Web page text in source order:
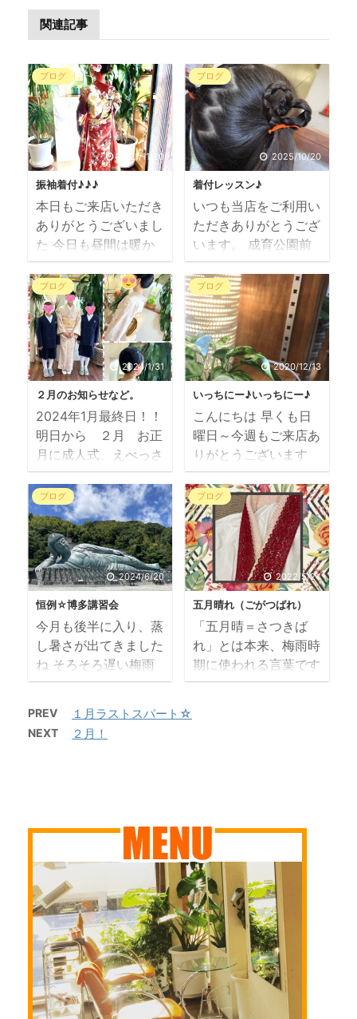
関連記事
ブログ
2021/11/20
振袖着付♪♪♪
本日もご来店いただき
ありがとうございまし
た 今日も昼間は暖か
くイイお天気で何より
でございました 朝早
くからセット＆着付に
ご来店いただきました
今年の成人式にご予約
いただいておりました
が、城東区の成人式が
中止になったので い
ったん、お預かりした
のにお返ししたお着物
とまた再会できました
華やかでございます～
～～ やっぱりお振袖
は素敵ねぇ～ セット
＆着付（早朝料金含）
￥14300 担当：岸 11
月も後半になり、週末
のご予約は埋まってき
ております ご希望の
お時間に副えないこと
もござい ...
ブログ
2025/10/20
着付レッスン♪
いつも当店をご利用い
ただきありがとうござ
います。 成育公園前
のサロン N です
万博が終わり、成人式
に向け気持ちを切り替
えています～ 時間が
あれば着付レッスン
さっそくタイムもはか
り、ちゃちゃちゃっと
オリジナルの作品 も
う少しタイムも縮め
て、ヒダも変えて・・
と頭の中ぐ～るぐる
定休日の今日は後輩と
ウチのサロンでレッス
ン会をしました 数年
前からずいぶん成長し
て、自己レッスンの成
果がみられて ウレシ
私もまけないように頑
張ります～～ チビッ
コからのリクエストで
この日はハロウィン ...
ブログ
2024/1/31
２月のお知らせなど。
2024年1月最終日！！
明日から ２月 お正
月に成人式、えべっさ
ん、と過ぎて 今月も
たくさんのお問い合わ
せとご予約とご来店と
で 1ヶ月があっという
間でした～ 充実して
いると言えば、そうも
言える。 成人式が終
わってからの休日には
家の大掃除にあけくれ
ているということで
気持ちの大掃除も出来
ているということ。
2月は 節分、バレンタ
インチョコ、ランチ会
休 ...
ブログ
2020/12/13
いっちにー♪いっちにー♪
こんにちは 早くも日
曜日～今週もご来店あ
りがとうございます
昨日が 1212いっち
にーいっちにーだった
けど 年末年始に向
け、一歩ずつ前進イッ
チニー、イッチニー
今年は改装工事もした
ので、お店の大掃除も
済ませたところもあ
り、まだ残っていると
ころをキレイにしてい
きますよ 皆さんのお
家も大掃除、出来てい
らせ 12月は毎週月 ...
ブログ
2024/6/20
恒例☆博多講習会
今月も後半に入り、蒸
し暑さが出てきました
ね そろそろ遅い梅雨
入りでしょうかね～
出張しておりました。
いつもウィッグでお世
前にある水鏡天満宮さ
んへ参ってから 月曜
正午から18時までみっ
ちり勉強してきました
よ～～ 全国各地から
お仲間サロンさんが集
結し、技術講習やらノ
ウハウなども教えてい
ただき、 またメーカ
ーの方からは、ウィッ
ブログ
2022/5/24
五月晴れ（ごがつばれ）
「五月晴＝さつきば
れ」とは本来、梅雨時
期に使われる言葉です
が 「五月晴＝ごがつ
はえらい雷雨だった大
阪ですが 初夏から真
夏へと移っていくのが
早い気がしません
か・・ そんな中、皆
様いかがお過ごしでし
ょうか アルファ
ベット部分がしぼり風
プリントの 夏のカジ
ュアル着物＝セオアル
PREV １月ラストスパート☆
NEXT ２月！